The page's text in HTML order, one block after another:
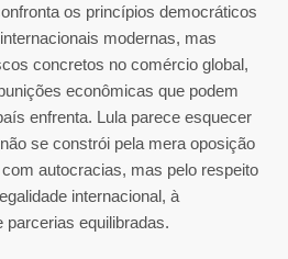
os princípios democráticos
modernas, mas
concretos no comércio global,
econômicas que podem
enfrenta. Lula parece esquecer
se constrói pela mera oposição
autocracias, mas pelo respeito
internacional, à
equilibradas.